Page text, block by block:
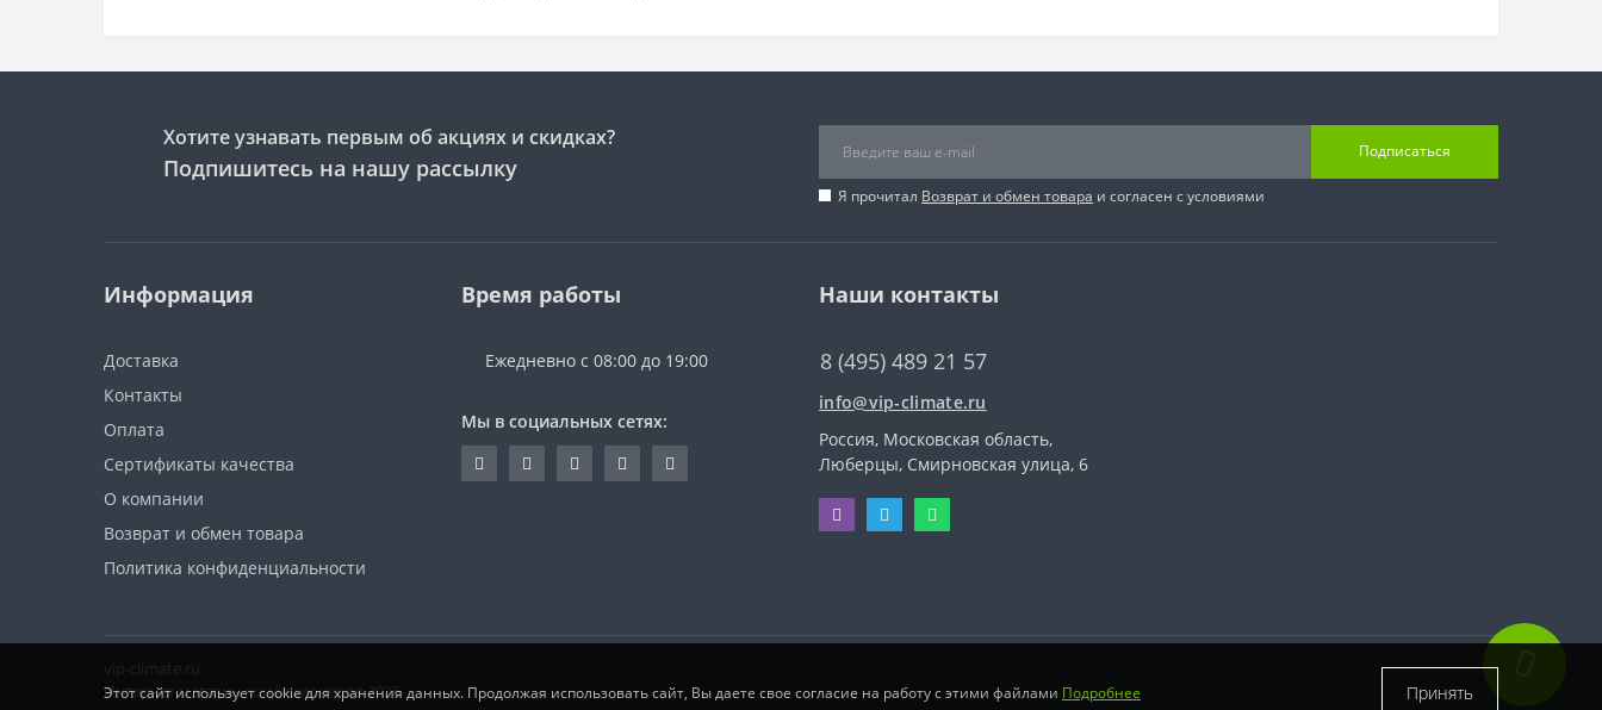
Хотите узнавать первым об акциях и скидках?
Подпишитесь на нашу рассылку
Подписаться
Я прочитал Возврат и обмен товара и согласен с условиями
Информация
Доставка
Контакты
Оплата
Сертификаты качества
О компании
Возврат и обмен товара
Политика конфиденциальности
Время работы
Ежедневно с 08:00 до 19:00
Мы в социальных сетях:
Наши контакты
8 (495) 489 21 57
info@vip-climate.ru
Россия, Московская область,
Люберцы, Смирновская улица, 6
vip-climate.ru
Интернет магазин кондиционеров 2026
Этот сайт использует cookie для хранения данных. Продолжая использовать сайт, Вы даете свое согласие на работу с этими файлами Подробнее Принять